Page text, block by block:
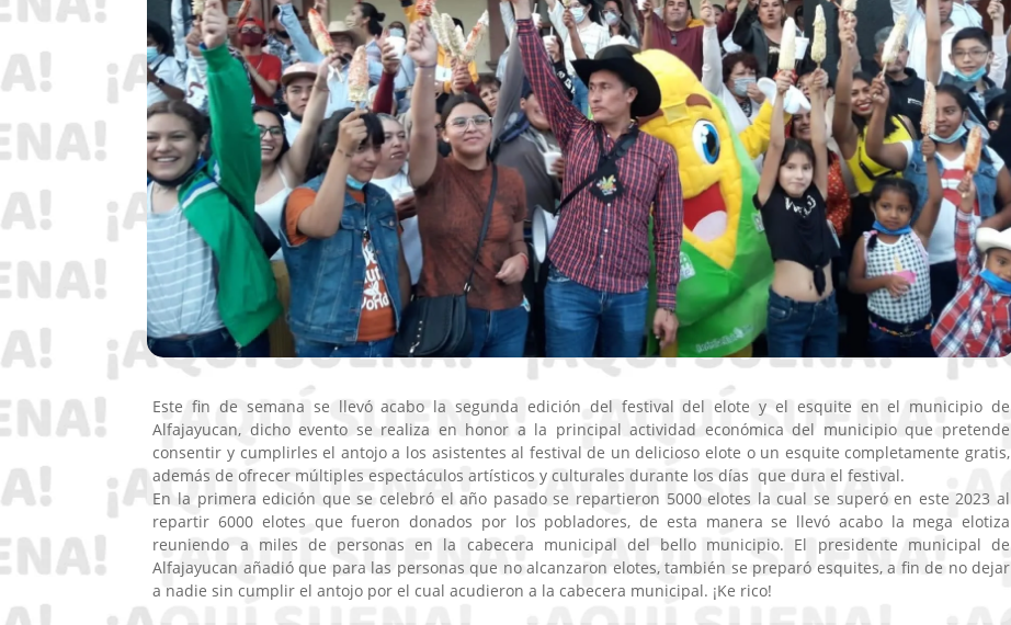
Este fin de semana se llevó acabo la segunda edición del festival del elote y el esquite en el municipio de
Alfajayucan, dicho evento se realiza en honor a la principal actividad económica del municipio que pretende
consentir y cumplirles el antojo a los asistentes al festival de un delicioso elote o un esquite completamente gratis,
además de ofrecer múltiples espectáculos artísticos y culturales durante los días que dura el festival.
En la primera edición que se celebró el año pasado se repartieron 5000 elotes la cual se superó en este 2023 al
repartir 6000 elotes que fueron donados por los pobladores, de esta manera se llevó acabo la mega elotiza
reuniendo a miles de personas en la cabecera municipal del bello municipio. El presidente municipal de
Alfajayucan añadió que para las personas que no alcanzaron elotes, también se preparó esquites, a fin de no dejar
a nadie sin cumplir el antojo por el cual acudieron a la cabecera municipal. ¡Ke rico!